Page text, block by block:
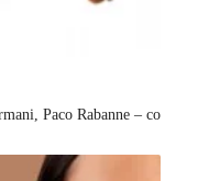
Paco Rabanne – co